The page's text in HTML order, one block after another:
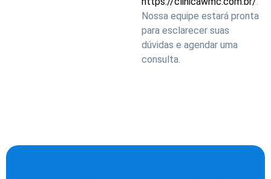
Nossa equipe estará pronta
para esclarecer suas
dúvidas e agendar uma
consulta.